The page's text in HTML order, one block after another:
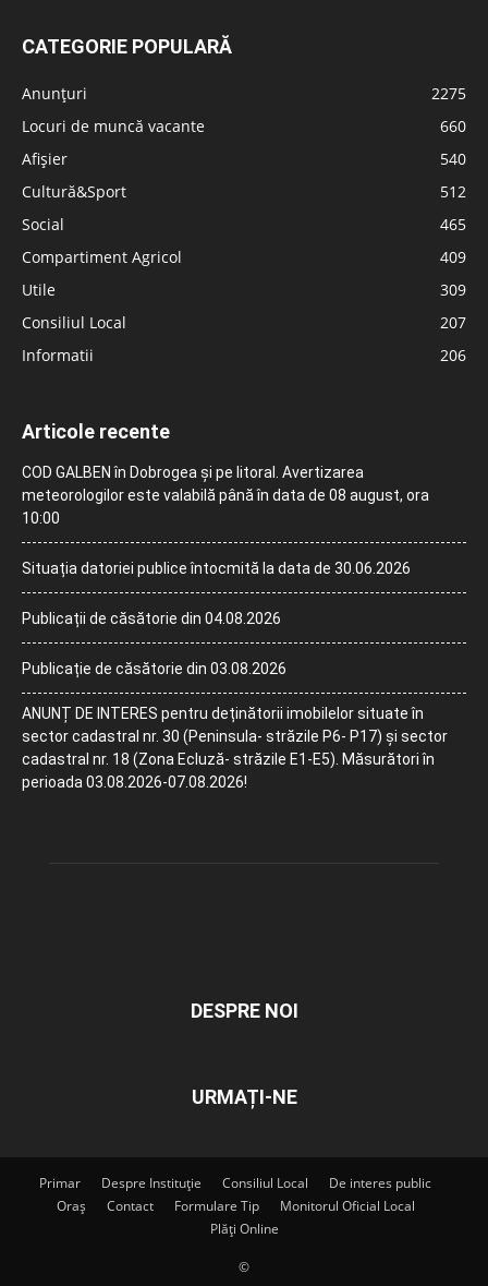
CATEGORIE POPULARĂ
Anunțuri
2275
Locuri de muncă vacante
660
Afișier
540
Cultură&Sport
512
Social
465
Compartiment Agricol
409
Utile
309
Consiliul Local
207
Informatii
206
Articole recente
COD GALBEN în Dobrogea și pe litoral. Avertizarea
meteorologilor este valabilă până în data de 08 august, ora
10:00
Situația datoriei publice întocmită la data de 30.06.2026
Publicații de căsătorie din 04.08.2026
Publicație de căsătorie din 03.08.2026
ANUNȚ DE INTERES pentru deținătorii imobilelor situate în
sector cadastral nr. 30 (Peninsula- străzile P6- P17) și sector
cadastral nr. 18 (Zona Ecluză- străzile E1-E5). Măsurători în
perioada 03.08.2026-07.08.2026!
DESPRE NOI
URMAȚI-NE
Primar Despre Instituție Consiliul Local
De interes public
Oraș
Contact Formulare Tip
Monitorul Oficial Local
Plăți Online
©